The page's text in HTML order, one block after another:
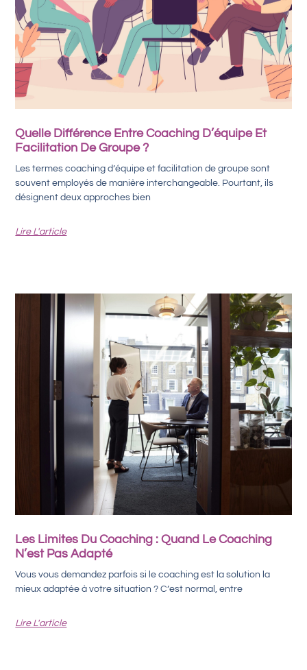
Quelle Différence Entre Coaching D’équipe Et
Facilitation De Groupe ?
Les termes coaching d’équipe et facilitation de groupe sont
souvent employés de manière interchangeable. Pourtant, ils
désignent deux approches bien
Lire L'article
Les Limites Du Coaching : Quand Le Coaching
N’est Pas Adapté
Vous vous demandez parfois si le coaching est la solution la
mieux adaptée à votre situation ? C’est normal, entre
Lire L'article